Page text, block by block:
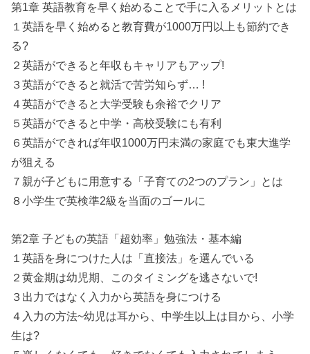
第1章 英語教育を早く始めることで手に入るメリットとは
１英語を早く始めると教育費が1000万円以上も節約でき
る?
２英語ができると年収もキャリアもアップ!
３英語ができると就活で苦労知らず… !
４英語ができると大学受験も余裕でクリア
５英語ができると中学・高校受験にも有利
６英語ができれば年収1000万円未満の家庭でも東大進学
が狙える
７親が子どもに用意する「子育ての2つのプラン」とは
８小学生で英検準2級を当面のゴールに
第2章 子どもの英語「超効率」勉強法・基本編
１英語を身につけた人は「直接法」を選んでいる
２黄金期は幼児期、このタイミングを逃さないで!
３出力ではなく入力から英語を身につける
４入力の方法~幼児は耳から、中学生以上は目から、小学
生は?